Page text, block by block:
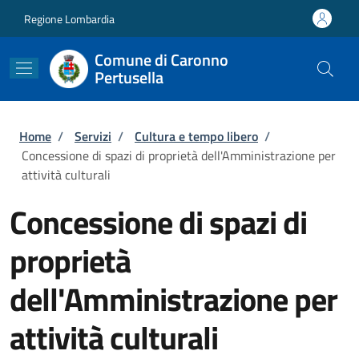
Regione Lombardia
Comune di Caronno
Pertusella
Briciole di pane
Home / Servizi / Cultura e tempo libero /
Concessione di spazi di proprietà dell'Amministrazione per
attività culturali
Concessione di spazi di
proprietà
dell'Amministrazione per
attività culturali